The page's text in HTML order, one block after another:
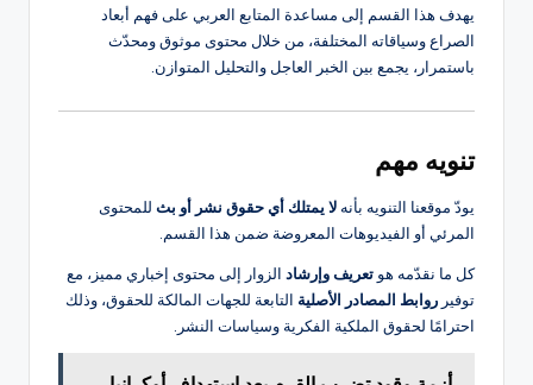
يهدف هذا القسم إلى مساعدة المتابع العربي على فهم أبعاد
الصراع وسياقاته المختلفة، من خلال محتوى موثوق ومحدّث
باستمرار، يجمع بين الخبر العاجل والتحليل المتوازن.
تنويه مهم
يودّ موقعنا التنويه بأنه لا يمتلك أي حقوق نشر أو بث للمحتوى
المرئي أو الفيديوهات المعروضة ضمن هذا القسم.
كل ما نقدّمه هو تعريف وإرشاد الزوار إلى محتوى إخباري مميز، مع
توفير روابط المصادر الأصلية التابعة للجهات المالكة للحقوق، وذلك
احترامًا لحقوق الملكية الفكرية وسياسات النشر.